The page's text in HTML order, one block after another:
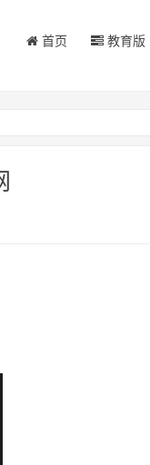
首页 教育版